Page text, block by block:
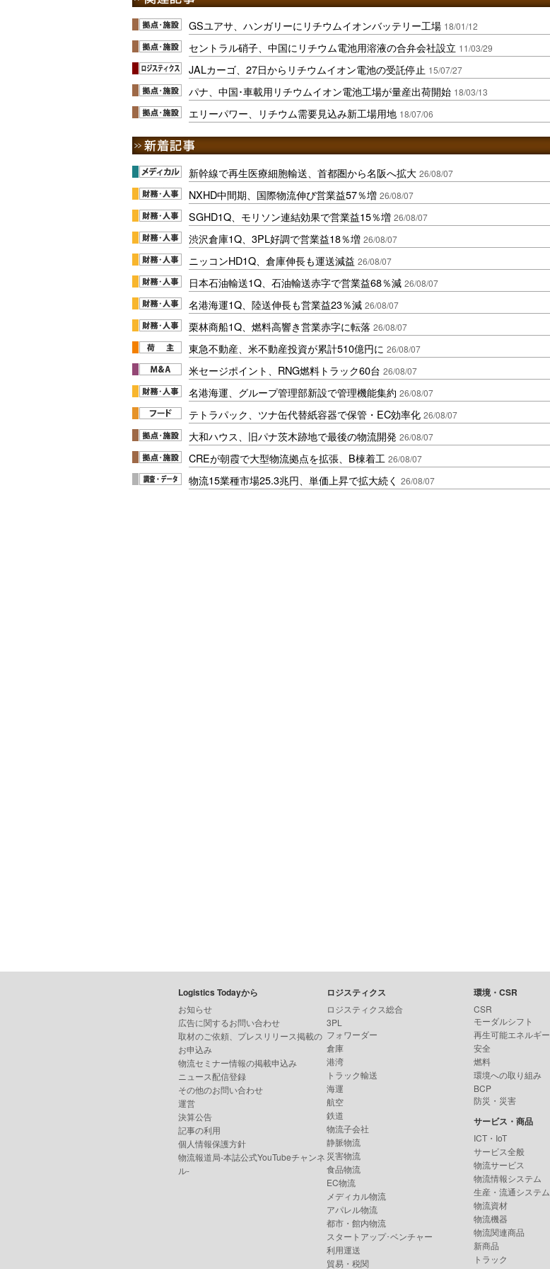
GSユアサ、ハンガリーにリチウムイオンバッテリー工場 18/01/12
セントラル硝子、中国にリチウム電池用溶液の合弁会社設立 11/03/29
JALカーゴ、27日からリチウムイオン電池の受託停止 15/07/27
パナ、中国･車載用リチウムイオン電池工場が量産出荷開始 18/03/13
エリーパワー、リチウム需要見込み新工場用地 18/07/06
新幹線で再生医療細胞輸送、首都圏から名阪へ拡大 26/08/07
NXHD中間期、国際物流伸び営業益57％増 26/08/07
SGHD1Q、モリソン連結効果で営業益15％増 26/08/07
渋沢倉庫1Q、3PL好調で営業益18％増 26/08/07
ニッコンHD1Q、倉庫伸長も運送減益 26/08/07
日本石油輸送1Q、石油輸送赤字で営業益68％減 26/08/07
名港海運1Q、陸送伸長も営業益23％減 26/08/07
栗林商船1Q、燃料高響き営業赤字に転落 26/08/07
東急不動産、米不動産投資が累計510億円に 26/08/07
米セージポイント、RNG燃料トラック60台 26/08/07
名港海運、グループ管理部新設で管理機能集約 26/08/07
テトラパック、ツナ缶代替紙容器で保管・EC効率化 26/08/07
大和ハウス、旧パナ茨木跡地で最後の物流開発 26/08/07
CREが朝霞で大型物流拠点を拡張、B棟着工 26/08/07
物流15業種市場25.3兆円、単価上昇で拡大続く 26/08/07
Logistics Todayから
お知らせ
広告に関するお問い合わせ
取材のご依頼、プレスリリース掲載の
お申込み
物流セミナー情報の掲載申込み
ニュース配信登録
その他のお問い合わせ
運営
決算公告
記事の利用
個人情報保護方針
物流報道局-本誌公式YouTubeチャンネ
ル-
ロジスティクス
ロジスティクス総合
3PL
フォワーダー
倉庫
港湾
トラック輸送
海運
航空
鉄道
物流子会社
静脈物流
災害物流
食品物流
EC物流
メディカル物流
アパレル物流
都市・館内物流
スタートアップ･ベンチャー
利用運送
貿易・税関
環境・CSR
CSR
モーダルシフト
再生可能エネルギー
安全
燃料
環境への取り組み
BCP
防災・災害
サービス・商品
ICT・IoT
サービス全般
物流サービス
物流情報システム
生産・流通システム
物流資材
物流機器
物流関連商品
新商品
トラック